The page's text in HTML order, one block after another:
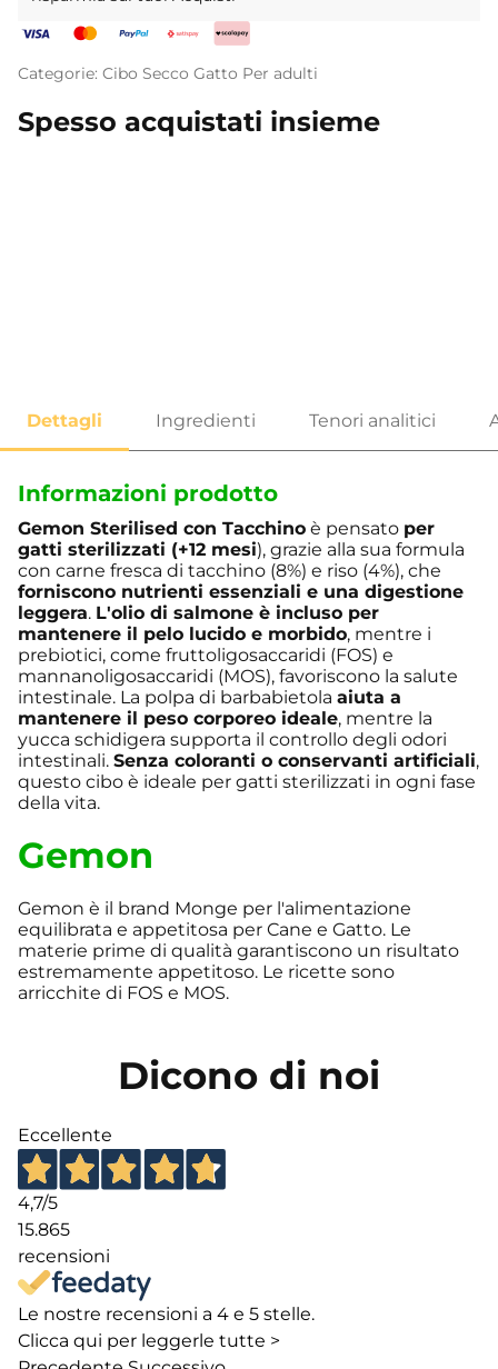
Categorie: Cibo Secco Gatto Per adulti
Spesso acquistati insieme
Informazioni prodotto
Gemon Sterilised con Tacchino è pensato per
gatti sterilizzati (+12 mesi), grazie alla sua formula
con carne fresca di tacchino (8%) e riso (4%), che
forniscono nutrienti essenziali e una digestione
leggera. L'olio di salmone è incluso per
mantenere il pelo lucido e morbido, mentre i
prebiotici, come fruttoligosaccaridi (FOS) e
mannanoligosaccaridi (MOS), favoriscono la salute
intestinale. La polpa di barbabietola aiuta a
mantenere il peso corporeo ideale, mentre la
yucca schidigera supporta il controllo degli odori
intestinali. Senza coloranti o conservanti artificiali,
questo cibo è ideale per gatti sterilizzati in ogni fase
della vita.
Gemon
Gemon è il brand Monge per l'alimentazione
equilibrata e appetitosa per Cane e Gatto. Le
materie prime di qualità garantiscono un risultato
estremamente appetitoso. Le ricette sono
arricchite di FOS e MOS.
Dicono di noi
Eccellente
4,7/5
15.865
recensioni
Le nostre recensioni a 4 e 5 stelle.
Clicca qui per leggerle tutte >